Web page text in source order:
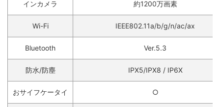
インカメラ 約1200万画素
Wi-Fi IEEE802.11a/b/g/n/ac/ax
Bluetooth Ver.5.3
防水/防塵 IPX5/IPX8 / IP6X
おサイフケータイ ○